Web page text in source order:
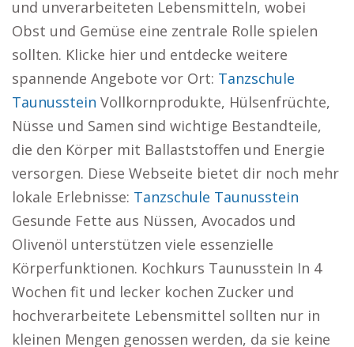
und unverarbeiteten Lebensmitteln, wobei
Obst und Gemüse eine zentrale Rolle spielen
sollten. Klicke hier und entdecke weitere
spannende Angebote vor Ort: Tanzschule
Taunusstein Vollkornprodukte, Hülsenfrüchte,
Nüsse und Samen sind wichtige Bestandteile,
die den Körper mit Ballaststoffen und Energie
versorgen. Diese Webseite bietet dir noch mehr
lokale Erlebnisse: Tanzschule Taunusstein
Gesunde Fette aus Nüssen, Avocados und
Olivenöl unterstützen viele essenzielle
Körperfunktionen. Kochkurs Taunusstein In 4
Wochen fit und lecker kochen Zucker und
hochverarbeitete Lebensmittel sollten nur in
kleinen Mengen genossen werden, da sie keine